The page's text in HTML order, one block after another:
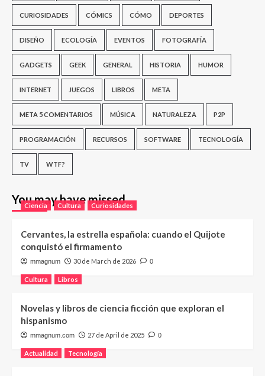
CURIOSIDADES CÓMICS CÓMO DEPORTES
DISEÑO ECOLOGÍA EVENTOS FOTOGRAFÍA
GADGETS GEEK GENERAL HISTORIA HUMOR
INTERNET JUEGOS LIBROS META
META 5 COMENTARIOS MÚSICA NATURALEZA P2P
PROGRAMACIÓN RECURSOS SOFTWARE TECNOLOGÍA
TV WTF?
You may have missed
Ciencia Cultura Curiosidades
Cervantes, la estrella española: cuando el Quijote
conquistó el firmamento
mmagnum 30 de March de 2026 0
Cultura Libros
Novelas y libros de ciencia ficción que exploran el
hispanismo
mmagnum.com 27 de April de 2025 0
Actualidad Tecnología